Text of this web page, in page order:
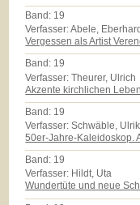
Band: 19
Verfasser: Abele, Eberhard
Vergessen als Artist
Band: 19
Verfasser: Theurer, Ulrich
Akzente kirchlichen
Band: 19
Verfasser: Schwäble,
50er-Jahre-Kaleidoskop.
Band: 19
Verfasser: Hildt, Uta
Wundertüte und neue